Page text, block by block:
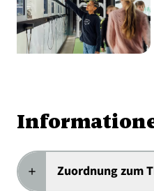
add Zuordnung zum